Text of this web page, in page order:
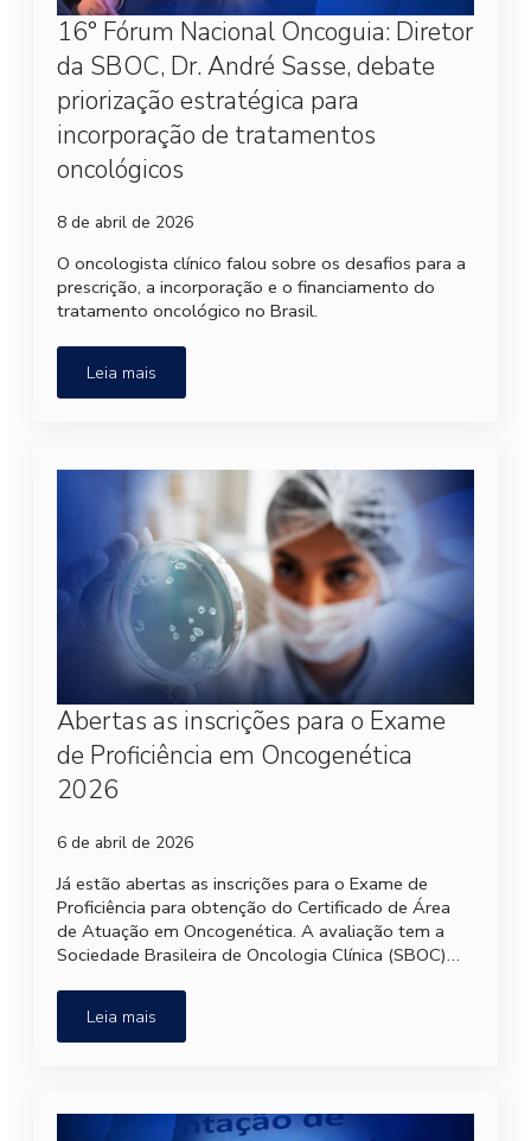
16° Fórum Nacional Oncoguia: Diretor
da SBOC, Dr. André Sasse, debate
priorização estratégica para
incorporação de tratamentos
oncológicos
8 de abril de 2026
O oncologista clínico falou sobre os desafios para a
prescrição, a incorporação e o financiamento do
tratamento oncológico no Brasil.
Leia mais
Abertas as inscrições para o Exame
de Proficiência em Oncogenética
2026
6 de abril de 2026
Já estão abertas as inscrições para o Exame de
Proficiência para obtenção do Certificado de Área
de Atuação em Oncogenética. A avaliação tem a
Sociedade Brasileira de Oncologia Clínica (SBOC)…
Leia mais